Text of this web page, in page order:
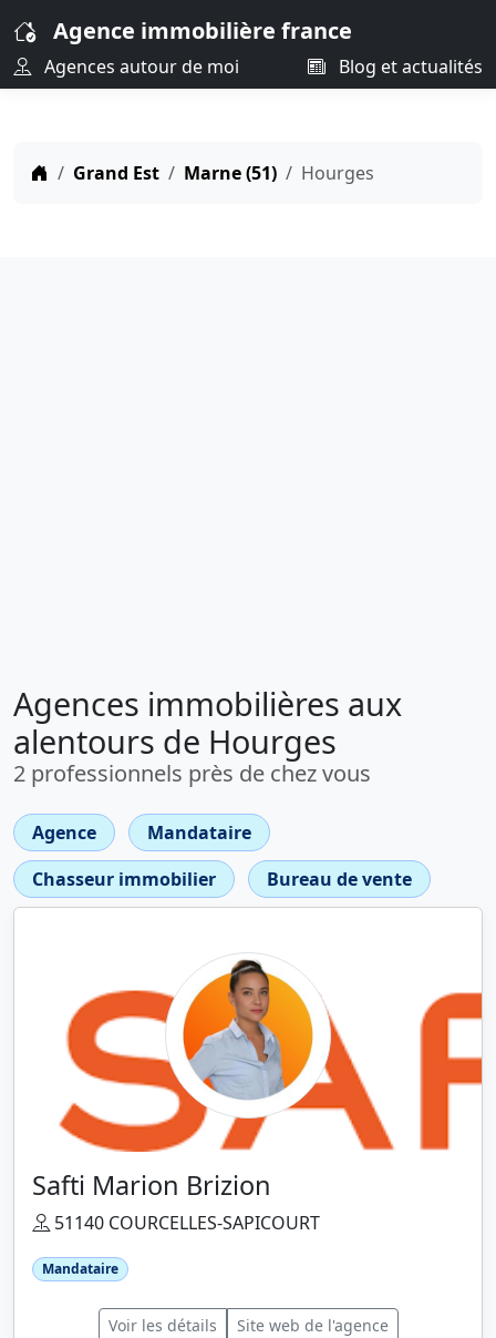
Agence immobilière france
Agences autour de moi Blog et actualités
Grand Est Marne (51) Hourges
Agences immobilières aux
alentours de Hourges
2 professionnels près de chez vous
Agence
Mandataire
Chasseur immobilier
Bureau de vente
Safti Marion Brizion
51140 COURCELLES-SAPICOURT
Mandataire
Voir les détails Site web de l'agence